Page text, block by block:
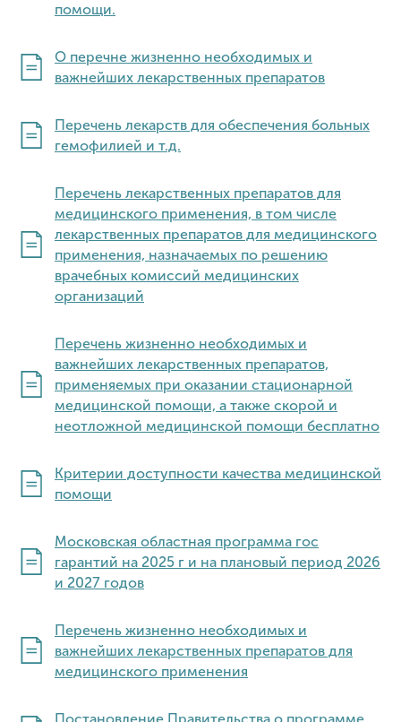
помощи.
О перечне жизненно необходимых и
важнейших лекарственных препаратов
Перечень лекарств для обеспечения больных
гемофилией и т.д.
Перечень лекарственных препаратов для
медицинского применения, в том числе
лекарственных препаратов для медицинского
применения, назначаемых по решению
врачебных комиссий медицинских
организаций
Перечень жизненно необходимых и
важнейших лекарственных препаратов,
применяемых при оказании стационарной
медицинской помощи, а также скорой и
неотложной медицинской помощи бесплатно
Критерии доступности качества медицинской
помощи
Московская областная программа гос
гарантий на 2025 г и на плановый период 2026
и 2027 годов
Перечень жизненно необходимых и
важнейших лекарственных препаратов для
медицинского применения